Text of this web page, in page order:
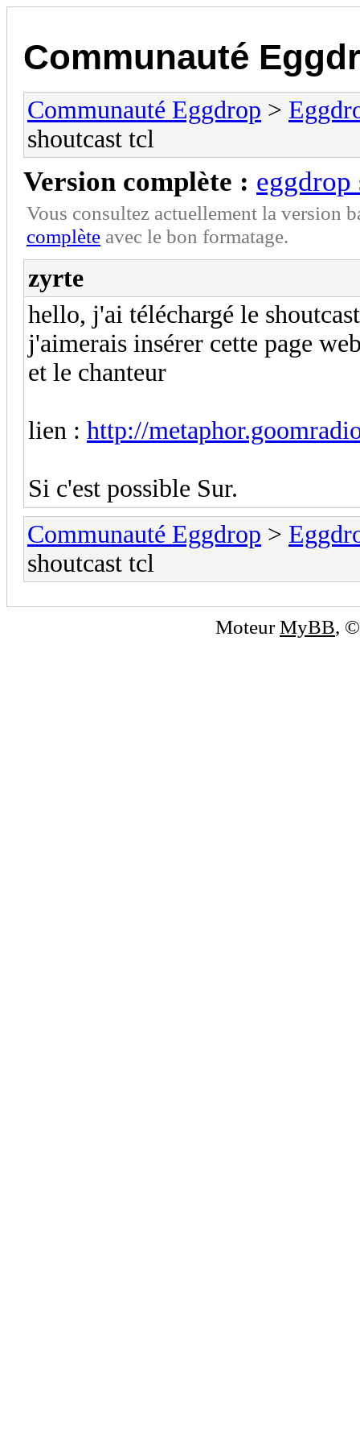
Communauté
Communauté Eggdrop >
shoutcast tcl
Version complète : eggdrop
Vous consultez actuellement la version
complète avec le bon formatage.
zyrte
hello, j'ai téléchargé le
j'aimerais insérer cette page
et le chanteur
lien : http://
Si c'est possible Sur.
Communauté Eggdrop >
shoutcast tcl
MoteurMyBB,